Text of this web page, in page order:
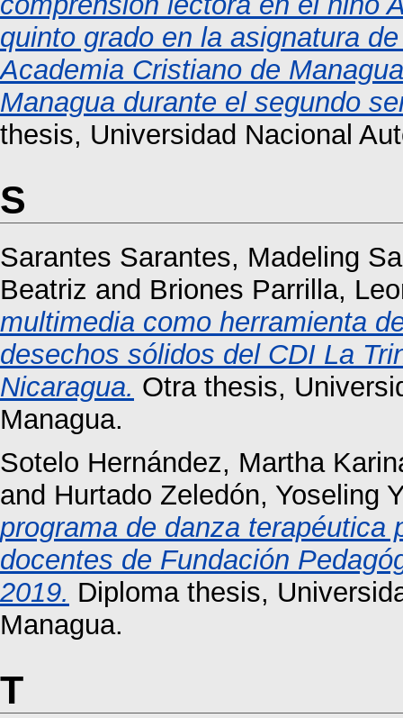
quinto grado en la asignatura
Academia Cristiano de
Managua durante el segundo
thesis, Universidad Nacional
S
Sarantes Sarantes, Madeling
Beatriz and Briones Parrilla,
multimedia como herramienta
desechos sólidos del CDI La
Nicaragua. Otra thesis,
Managua.
Sotelo Hernández, Martha
and Hurtado Zeledón, Yoseling
programa de danza terapéutica
docentes de Fundación
2019. Diploma thesis,
Managua.
T